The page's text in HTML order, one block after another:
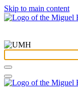
Skip to main content